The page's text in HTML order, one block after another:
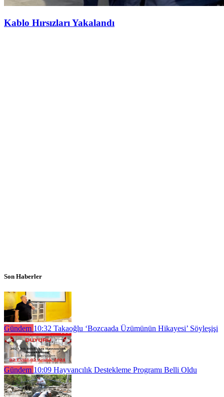
Kablo Hırsızları Yakalandı
Son Haberler
Gündem 10:32 Takaoğlu ‘Bozcaada Üzümünün Hikayesi’ Söyleşişi
Gündem 10:09 Hayvancılık Destekleme Programı Belli Oldu